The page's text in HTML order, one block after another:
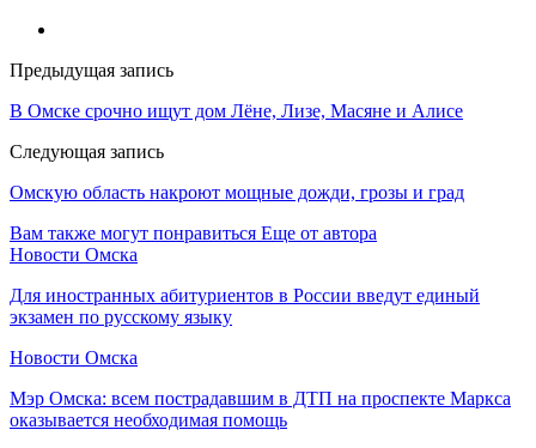
Предыдущая запись
В Омске срочно ищут дом Лёне, Лизе, Масяне и Алисе
Следующая запись
Омскую область накроют мощные дожди, грозы и град
Вам также могут понравиться Еще от автора
Новости Омска
Для иностранных абитуриентов в России введут единый
экзамен по русскому языку
Новости Омска
Мэр Омска: всем пострадавшим в ДТП на проспекте Маркса
оказывается необходимая помощь